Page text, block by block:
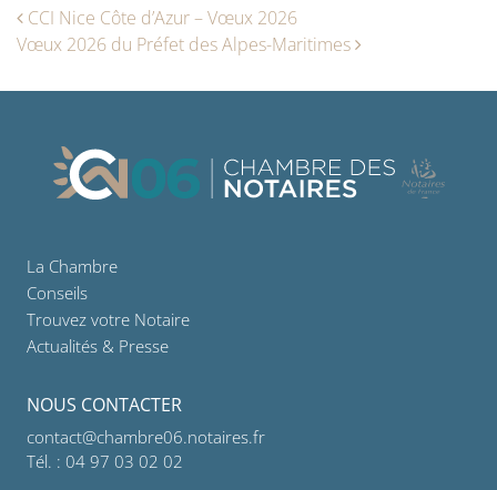
Navigation des articles
CCI Nice Côte d’Azur – Vœux 2026
Vœux 2026 du Préfet des Alpes-Maritimes
La Chambre
Conseils
Trouvez votre Notaire
Actualités & Presse
NOUS CONTACTER
contact@chambre06.notaires.fr
Tél. : 04 97 03 02 02